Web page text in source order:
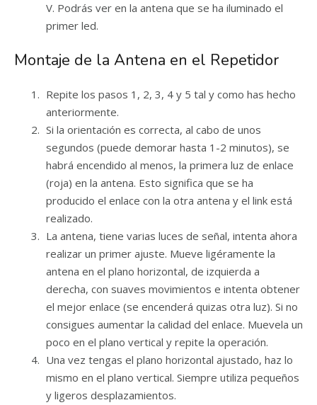
V. Podrás ver en la antena que se ha iluminado el
primer led.
Montaje de la Antena en el Repetidor
Repite los pasos 1, 2, 3, 4 y 5 tal y como has hecho
anteriormente.
Si la orientación es correcta, al cabo de unos
segundos (puede demorar hasta 1-2 minutos), se
habrá encendido al menos, la primera luz de enlace
(roja) en la antena. Esto significa que se ha
producido el enlace con la otra antena y el link está
realizado.
La antena, tiene varias luces de señal, intenta ahora
realizar un primer ajuste. Mueve ligéramente la
antena en el plano horizontal, de izquierda a
derecha, con suaves movimientos e intenta obtener
el mejor enlace (se encenderá quizas otra luz). Si no
consigues aumentar la calidad del enlace. Muevela un
poco en el plano vertical y repite la operación.
Una vez tengas el plano horizontal ajustado, haz lo
mismo en el plano vertical. Siempre utiliza pequeños
y ligeros desplazamientos.